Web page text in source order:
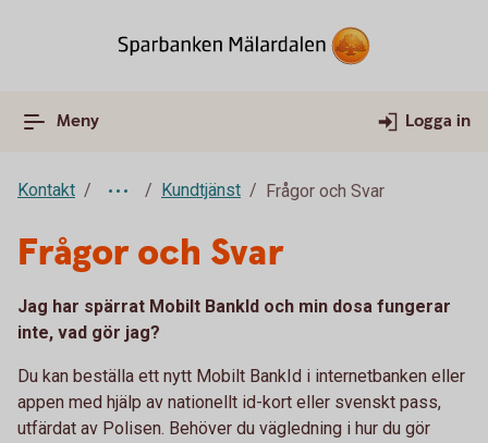
Meny Logga in
Kontakt Kundtjänst Frågor och Svar
Frågor och Svar
Jag har spärrat Mobilt BankId och min dosa fungerar
inte, vad gör jag?
Du kan beställa ett nytt Mobilt BankId i internetbanken eller
appen med hjälp av nationellt id-kort eller svenskt pass,
utfärdat av Polisen. Behöver du vägledning i hur du gör